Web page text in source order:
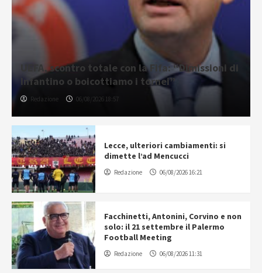
UEFA, scontro totale con la Fifa: “Dimissioni di
Infantino o boicottiamo i tornei”
Redazione 06/08/2026 18:57
Lecce, ulteriori cambiamenti: si
dimette l’ad Mencucci
Redazione 06/08/2026 16:21
Facchinetti, Antonini, Corvino e non
solo: il 21 settembre il Palermo
Football Meeting
Redazione 06/08/2026 11:31